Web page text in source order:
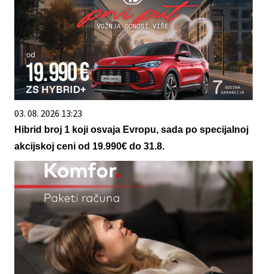
03. 08. 2026 13:23
Hibrid broj 1 koji osvaja Evropu, sada po specijalnoj
akcijskoj ceni od 19.990€ do 31.8.